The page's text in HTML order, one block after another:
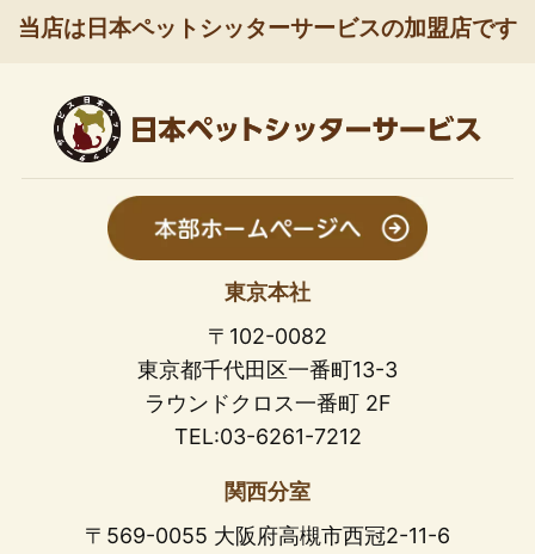
当店は日本ペットシッターサービスの加盟店です
東京本社
〒102-0082
東京都千代田区一番町13-3
ラウンドクロス一番町 2F
TEL:03-6261-7212
関西分室
〒569-0055 大阪府高槻市西冠2-11-6